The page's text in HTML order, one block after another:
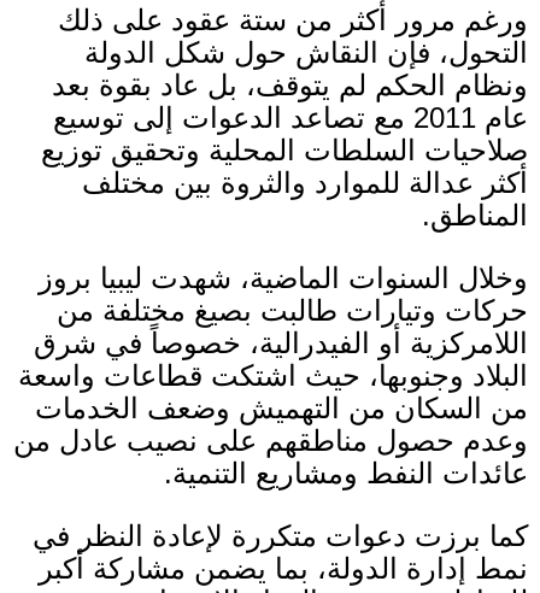
ورغم مرور أكثر من ستة عقود على ذلك
التحول، فإن النقاش حول شكل الدولة
ونظام الحكم لم يتوقف، بل عاد بقوة بعد
عام 2011 مع تصاعد الدعوات إلى توسيع
صلاحيات السلطات المحلية وتحقيق توزيع
أكثر عدالة للموارد والثروة بين مختلف
المناطق.
وخلال السنوات الماضية، شهدت ليبيا بروز
حركات وتيارات طالبت بصيغ مختلفة من
اللامركزية أو الفيدرالية، خصوصاً في شرق
البلاد وجنوبها، حيث اشتكت قطاعات واسعة
من السكان من التهميش وضعف الخدمات
وعدم حصول مناطقهم على نصيب عادل من
عائدات النفط ومشاريع التنمية.
كما برزت دعوات متكررة لإعادة النظر في
نمط إدارة الدولة، بما يضمن مشاركة أكبر